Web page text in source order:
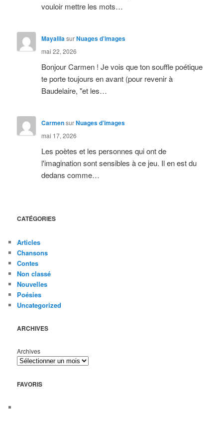
vouloir mettre les mots…
MayalilasurNuages d’images
mai 22, 2026
Bonjour Carmen ! Je vois que ton souffle poétique
te porte toujours en avant (pour revenir à
Baudelaire, "et les…
CarmensurNuages d’images
mai 17, 2026
Les poètes et les personnes qui ont de
l'imagination sont sensibles à ce jeu. Il en est du
dedans comme…
CATÉGORIES
Articles
Chansons
Contes
Non classé
Nouvelles
Poésies
Uncategorized
ARCHIVES
Archives
FAVORIS